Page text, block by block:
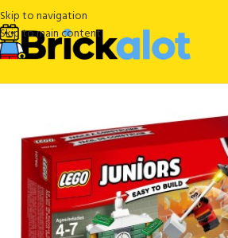
Skip to navigation
Skip to main content